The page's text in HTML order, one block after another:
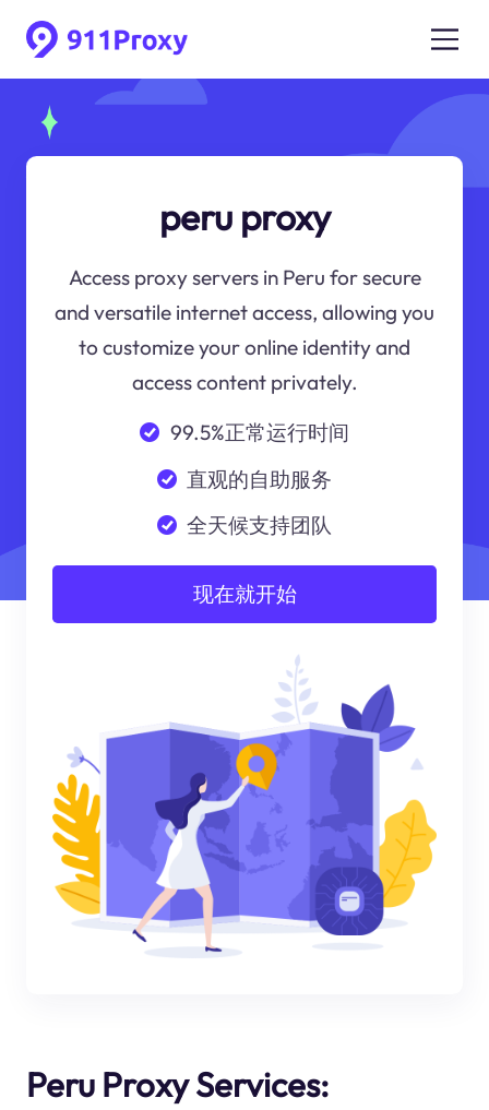
peru proxy
Access proxy servers in Peru for secure
and versatile internet access, allowing you
to customize your online identity and
access content privately.
99.5%正常运行时间
直观的自助服务
全天候支持团队
现在就开始
Peru Proxy Services: